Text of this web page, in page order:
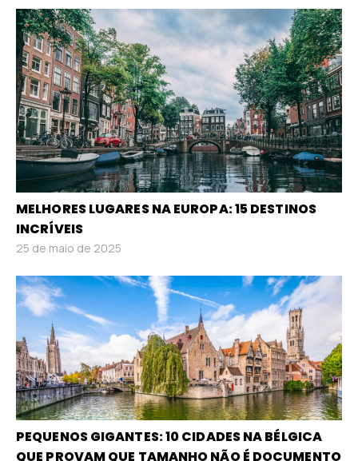
MELHORES LUGARES NA EUROPA: 15 DESTINOS
INCRÍVEIS
25 de maio de 2025
PEQUENOS GIGANTES: 10 CIDADES NA BÉLGICA
QUE PROVAM QUE TAMANHO NÃO É DOCUMENTO